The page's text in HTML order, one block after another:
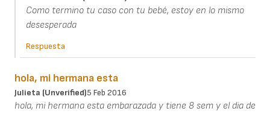
Como termino tu caso con tu bebé, estoy en lo mismo
desesperada
Respuesta
hola, mi hermana esta
Julieta (unverified)5 Feb 2016
hola, mi hermana esta embarazada y tiene 8 sem y el dia de